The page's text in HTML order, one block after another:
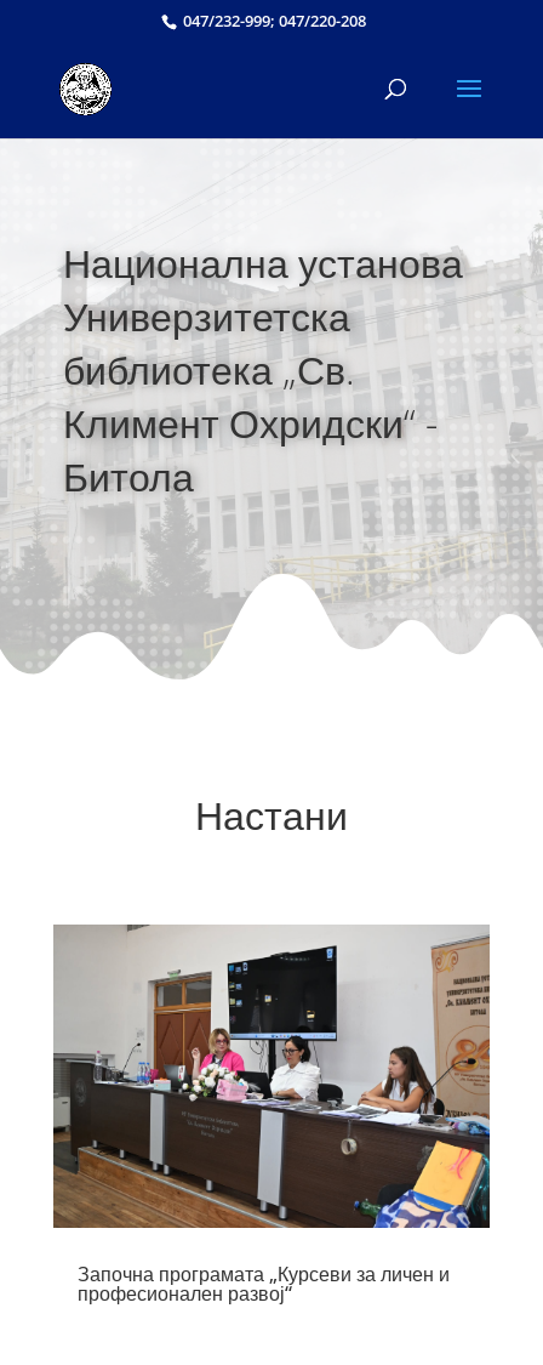
047/232-999; 047/220-208
Национална установа
Универзитетска
библиотека „Св.
Климент Охридски“ -
Битола
Настани
Започна програмата „Курсеви за личен и
професионален развој“